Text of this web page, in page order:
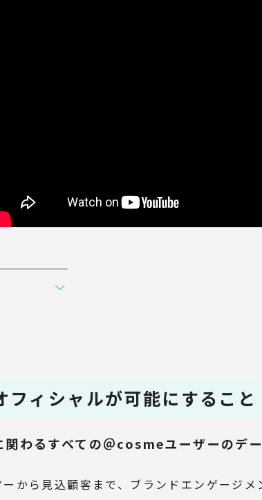
フィシャルが可能にするこ
関わるすべての＠cosmeユーザーのデ
から見込顧客まで、ブランドエンゲージ